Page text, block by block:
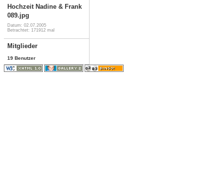
Hochzeit Nadine & Frank
089.jpg
Datum: 02.07.2005
Betrachtet: 171912 mal
Mitglieder
19 Benutzer